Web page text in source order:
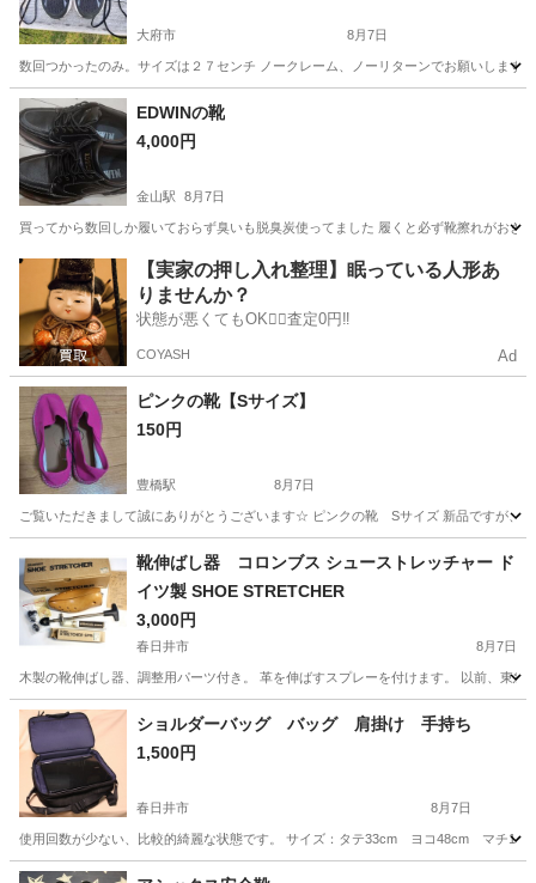
大府市 8月7日
数回つかったのみ。サイズは２７センチ ノークレーム、ノーリターンでお願いします
愛知 大府市
EDWINの靴
4,000円
金山駅 8月7日
買ってから数回しか履いておらず臭いも脱臭炭使ってました 履くと必ず靴擦れがお
愛知 名古屋市 金山駅 靴 EDWIN
【実家の押し入れ整理】眠っている人形あ
りませんか？
状態が悪くてもOK🙆‍♀️査定0円‼️
COYASH Ad
ピンクの靴【Sサイズ】
150円
豊橋駅 8月7日
ご覧いただきまして誠にありがとうございます☆ ピンクの靴 Sサイズ 新品ですが、
豊橋駅
靴伸ばし器 コロンブス シューストレッチャー ド
イツ製 SHOE STRETCHER
3,000円
春日井市 8月7日
木製の靴伸ばし器、調整用パーツ付き。 革を伸ばすスプレーを付けます。 以前、東
愛知 春日井市 ストレッチャー
ショルダーバッグ バッグ 肩掛け 手持ち
1,500円
春日井市 8月7日
使用回数が少ない、比較的綺麗な状態です。 サイズ：タテ33cm ヨコ48cm マチ
愛知 春日井市 バッグ 状態